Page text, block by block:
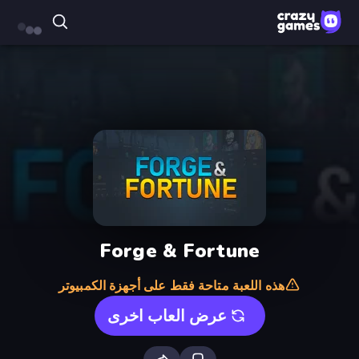
Forge & Fortune
هذه اللعبة متاحة فقط على أجهزة الكمبيوتر
عرض العاب اخرى